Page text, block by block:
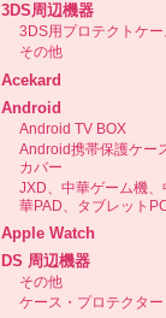
3DS周辺機器
3DS用プロテクトケー
その他
Acekard
Android
Android TV BOX
Android携帯保護ケー
カバー
JXD、中華ゲーム機、
華PAD、タブレット
Apple Watch
DS 周辺機器
その他
ケース・プロテクター